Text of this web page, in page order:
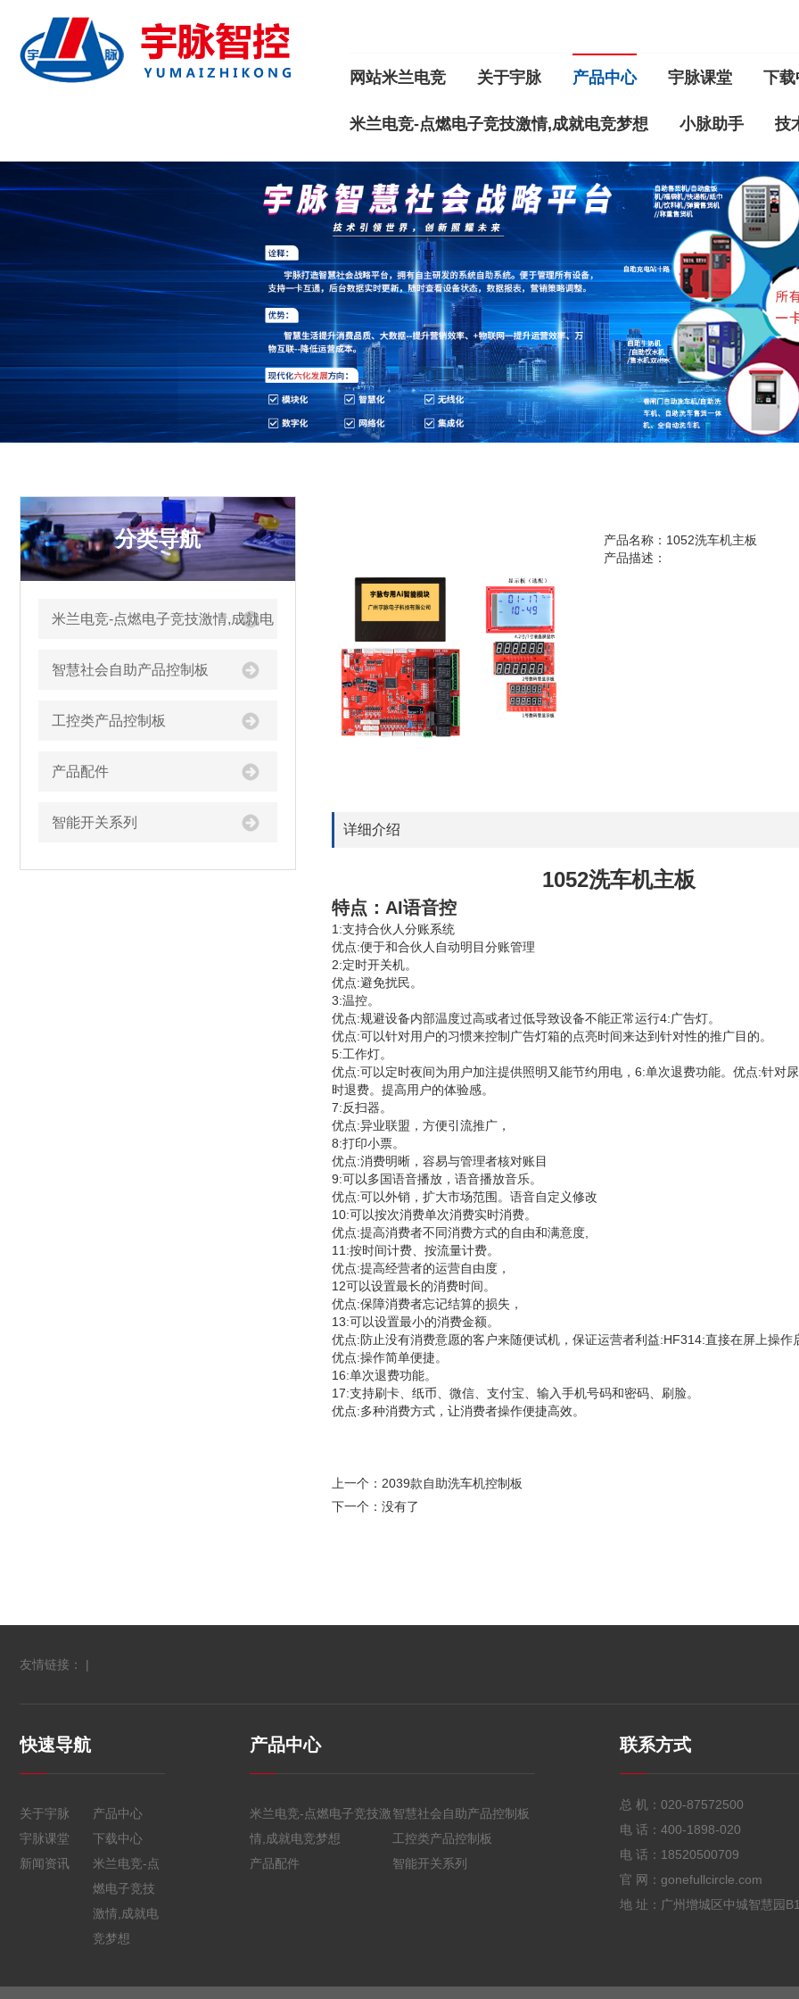
网站米兰电竞 关于宇脉 产品中心 宇脉课堂 下载
米兰电竞-点燃电子竞技激情,成就电竞梦想 小脉助手 技
分类导航
米兰电竞-点燃电子竞技激情,成就电
竞梦想
智慧社会自助产品控制板
工控类产品控制板
产品配件
智能开关系列
产品名称：1052洗车机主板
产品描述：
详细介绍
1052洗车机主板
特点：AI语音控
1:支持合伙人分账系统
优点:便于和合伙人自动明目分账管理
2:定时开关机。
优点:避免扰民。
3:温控。
优点:规避设备内部温度过高或者过低导致设备不能正常运行4:广告灯。
优点:可以针对用户的习惯来控制广告灯箱的点亮时间来达到针对性的推广目的。
5:工作灯。
优点:可以定时夜间为用户加注提供照明又能节约用电，6:单次退费功能。优点:针对
时退费。提高用户的体验感。
7:反扫器。
优点:异业联盟，方便引流推广，
8:打印小票。
优点:消费明晰，容易与管理者核对账目
9:可以多国语音播放，语音播放音乐。
优点:可以外销，扩大市场范围。语音自定义修改
10:可以按次消费单次消费实时消费。
优点:提高消费者不同消费方式的自由和满意度,
11:按时间计费、按流量计费。
优点:提高经营者的运营自由度，
12可以设置最长的消费时间。
优点:保障消费者忘记结算的损失，
13:可以设置最小的消费金额。
优点:防止没有消费意愿的客户来随便试机，保证运营者利益:HF314:直接在屏上操作
优点:操作简单便捷。
16:单次退费功能。
17:支持刷卡、纸币、微信、支付宝、输入手机号码和密码、刷脸。
优点:多种消费方式，让消费者操作便捷高效。
上一个： 2039款自助洗车机控制板
下一个：没有了
友情链接： |
快速导航
关于宇脉
产品中心
宇脉课堂
下载中心
新闻资讯
米兰电竞-点
燃电子竞技
激情,成就电
竞梦想
产品中心
米兰电竞-点燃电子竞技激
情,成就电竞梦想
智慧社会自助产品控制板
工控类产品控制板
产品配件
智能开关系列
联系方式
总 机： 020-87572500
电 话： 400-1898-020
电 话： 18520500709
官 网：gonefullcircle.com
地 址：广州增城区中城智慧园